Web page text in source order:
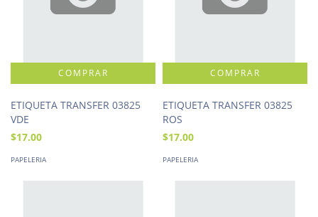
ETIQUETA TRANSFER 03825
VDE
$17.00
PAPELERIA
ETIQUETA TRANSFER 03825
ROS
$17.00
PAPELERIA